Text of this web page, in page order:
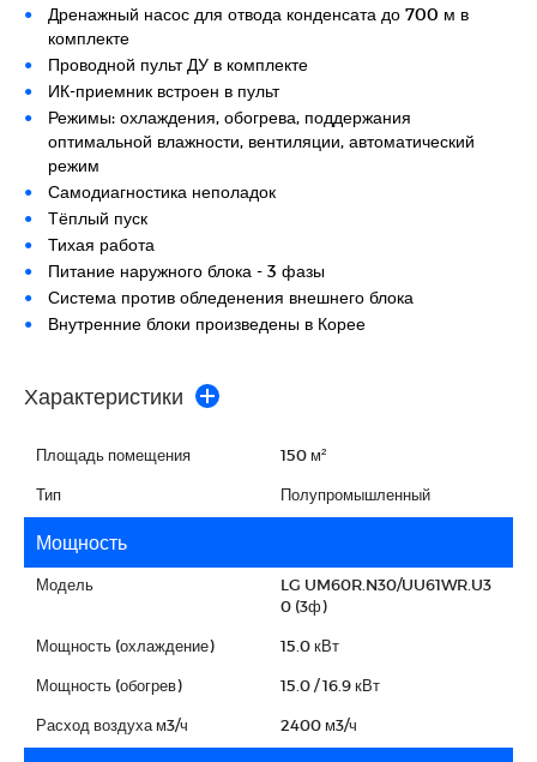
Дренажный насос для отвода конденсата до 700 м в
комплекте
Проводной пульт ДУ в комплекте
ИК-приемник встроен в пульт
Режимы: охлаждения, обогрева, поддержания
оптимальной влажности, вентиляции, автоматический
режим
Самодиагностика неполадок
Тёплый пуск
Тихая работа
Питание наружного блока - 3 фазы
Система против обледенения внешнего блока
Внутренние блоки произведены в Корее
Характеристики
Площадь помещения 150 м²
Тип Полупромышленный
Мощность
Модель
LG UM60R.N30/UU61WR.U3
0 (3ф)
Мощность (охлаждение) 15.0 кВт
Мощность (обогрев) 15.0 / 16.9 кВт
Расход воздуха м3/ч 2400 м3/ч